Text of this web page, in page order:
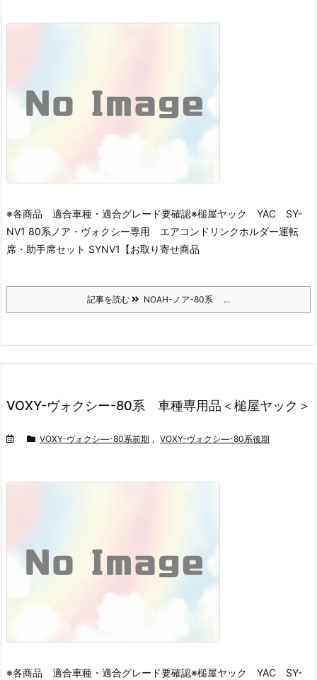
※各商品 適合車種・適合グレード要確認※槌屋ヤック YAC SY-
NV1 80系ノア・ヴォクシー専用 エアコンドリンクホルダー運転
席・助手席セット SYNV1【お取り寄せ商品
記事を読む NOAH-ノア-80系 ...
VOXY-ヴォクシー-80系 車種専用品＜槌屋ヤック＞
VOXY-ヴォクシ―-80系前期 , VOXY-ヴォクシ―-80系後期
※各商品 適合車種・適合グレード要確認※槌屋ヤック YAC SY-